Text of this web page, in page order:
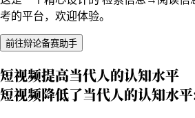
考的平台，欢迎体验。
前往辩论备赛助手
短视频提高当代人的认知水平
短视频降低了当代人的认知水